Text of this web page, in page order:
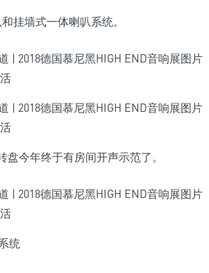
挂墙式一体喇叭系统。
盘今年终于有房间开声示范了。
统